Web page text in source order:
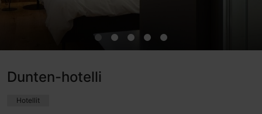
Dunten-hotelli
Hotellit